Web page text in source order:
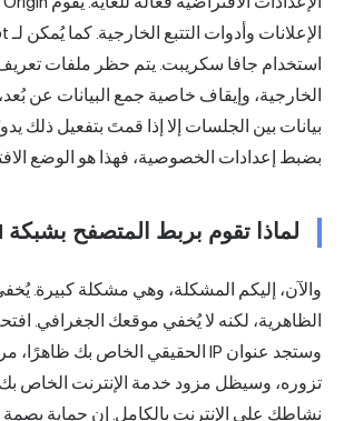
جافا سكريبت. يتم حظر ملفات تعريف
وإيقاف خاصية جمع البيانات عن بُعد،
بين الجلسات إلا إذا قمتَ بتفعيل ذلك يدويًا.
إعدادات الخصوصية، فهذا هو الوضع
لماذا تقوم بربط المتصفح بشبكة Mullvad VPN
إليكم المشكلة، وهي مشكلة كبيرة. يُخفي
عنوان IP
الحقيقي الخاص بك ظاهرًا،
وسيظل مزودخدمة الإنترنت الخاص بك
على الإنترنت بالكامل. إن حماية بصمة